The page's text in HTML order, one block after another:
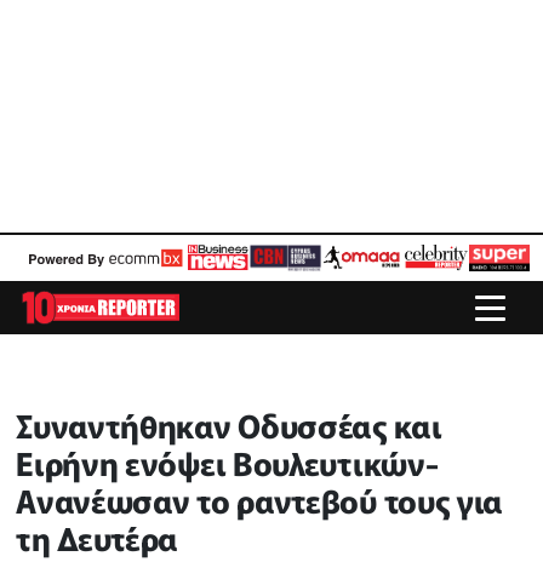
Συναντήθηκαν Οδυσσέας και
Ειρήνη ενόψει Βουλευτικών-
Ανανέωσαν το ραντεβού τους για
τη Δευτέρα